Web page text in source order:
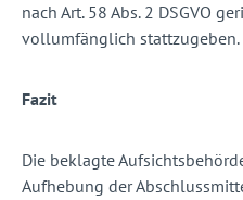
nach Art. 58 Abs. 2 DSGVO
vollumfänglich stattzugeben.
Fazit
Die beklagte
Aufhebung der